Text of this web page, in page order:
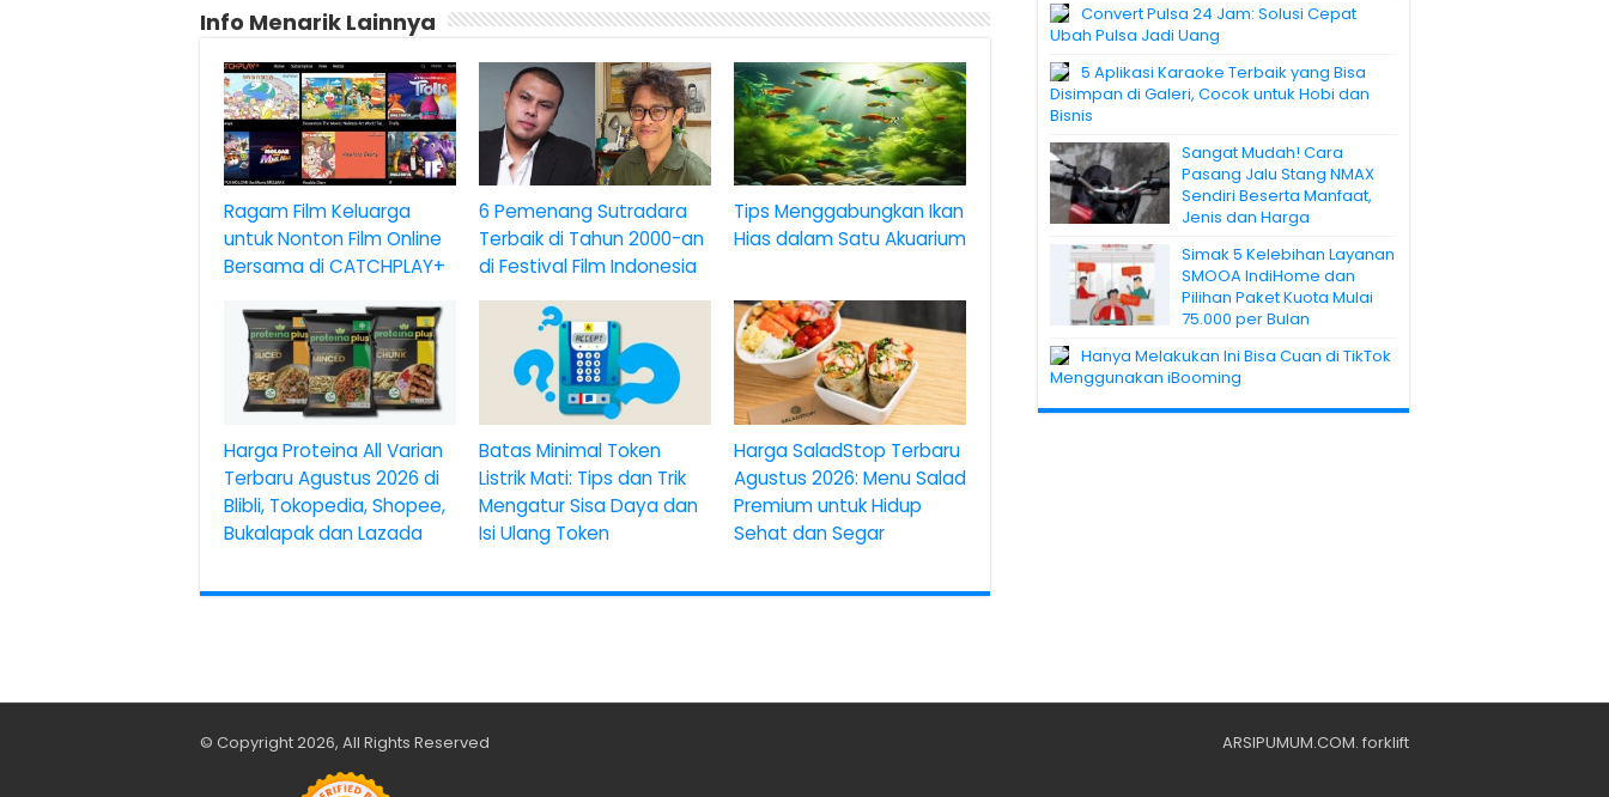
Info Menarik Lainnya
Ragam Film Keluarga
untuk Nonton Film Online
Bersama di CATCHPLAY+
6 Pemenang Sutradara
Terbaik di Tahun 2000-an
di Festival Film Indonesia
Tips Menggabungkan Ikan
Hias dalam Satu Akuarium
Harga Proteina All Varian
Terbaru Agustus 2026 di
Blibli, Tokopedia, Shopee,
Bukalapak dan Lazada
Batas Minimal Token
Listrik Mati: Tips dan Trik
Mengatur Sisa Daya dan
Isi Ulang Token
Harga SaladStop Terbaru
Agustus 2026: Menu Salad
Premium untuk Hidup
Sehat dan Segar
Convert Pulsa 24 Jam: Solusi Cepat
Ubah Pulsa Jadi Uang
5 Aplikasi Karaoke Terbaik yang Bisa
Disimpan di Galeri, Cocok untuk Hobi dan
Bisnis
Sangat Mudah! Cara
Pasang Jalu Stang NMAX
Sendiri Beserta Manfaat,
Jenis dan Harga
Simak 5 Kelebihan Layanan
SMOOA IndiHome dan
Pilihan Paket Kuota Mulai
75.000 per Bulan
Hanya Melakukan Ini Bisa Cuan di TikTok
Menggunakan iBooming
ARSIPUMUM.COM. forklift
© Copyright 2026, All Rights Reserved